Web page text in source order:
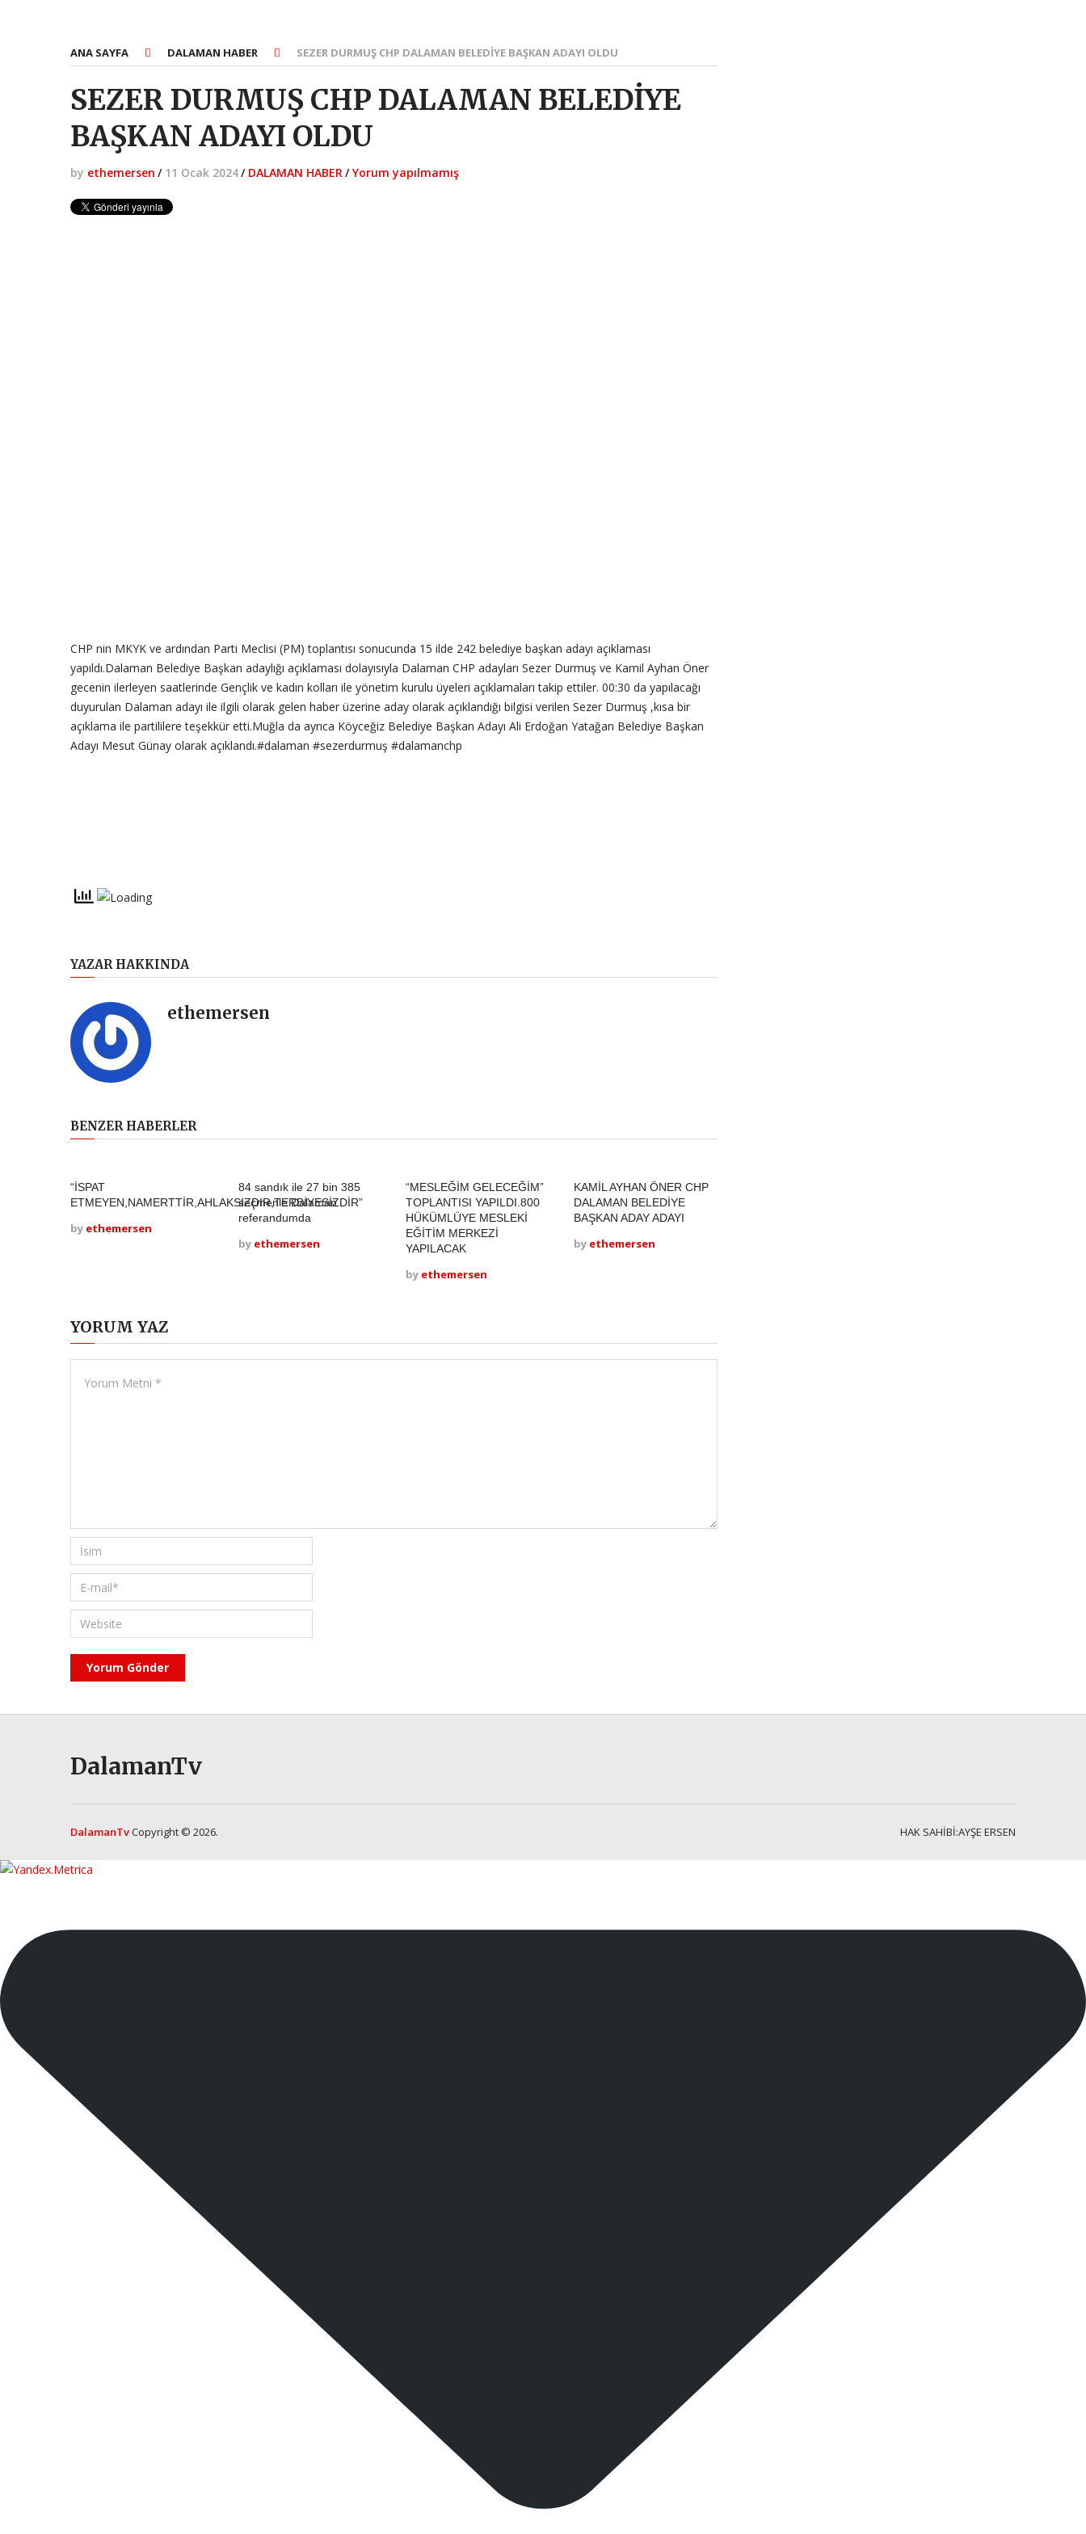
ANA SAYFA DALAMAN HABER SEZER DURMUŞ CHP DALAMAN BELEDİYE BAŞKAN ADAYI OLDU
SEZER DURMUŞ CHP DALAMAN BELEDİYE
BAŞKAN ADAYI OLDU
by ethemersen / 11 Ocak 2024/ DALAMAN HABER/ Yorum yapılmamış
CHP nin MKYK ve ardından Parti Meclisi (PM) toplantısı sonucunda 15 ilde 242 belediye başkan adayı açıklaması
yapıldı.Dalaman Belediye Başkan adaylığı açıklaması dolayısıyla Dalaman CHP adayları Sezer Durmuş ve Kamil Ayhan Öner
gecenin ilerleyen saatlerinde Gençlik ve kadın kolları ile yönetim kurulu üyeleri açıklamaları takip ettiler. 00:30 da yapılacağı
duyurulan Dalaman adayı ile ilgili olarak gelen haber üzerine aday olarak açıklandığı bilgisi verilen Sezer Durmuş ,kısa bir
açıklama ile partililere teşekkür etti.Muğla da ayrıca Köyceğiz Belediye Başkan Adayı Ali Erdoğan Yatağan Belediye Başkan
Adayı Mesut Günay olarak açıklandı.#dalaman #sezerdurmuş #dalamanchp
YAZAR HAKKINDA
ethemersen
BENZER HABERLER
“İSPAT
ETMEYEN,NAMERTTİR,AHLAKSIZDIR,TERBİYESİZDİR”
by ethemersen
84 sandık ile 27 bin 385
seçmenle Dalaman
referandumda
by ethemersen
“MESLEĞİM GELECEĞİM”
TOPLANTISI YAPILDI.800
HÜKÜMLÜYE MESLEKİ
EĞİTİM MERKEZİ
YAPILACAK
by ethemersen
KAMİL AYHAN ÖNER CHP
DALAMAN BELEDİYE
BAŞKAN ADAY ADAYI
by ethemersen
YORUM YAZ
DalamanTv
DalamanTvCopyright © 2026. HAK SAHİBİ:AYŞE ERSEN